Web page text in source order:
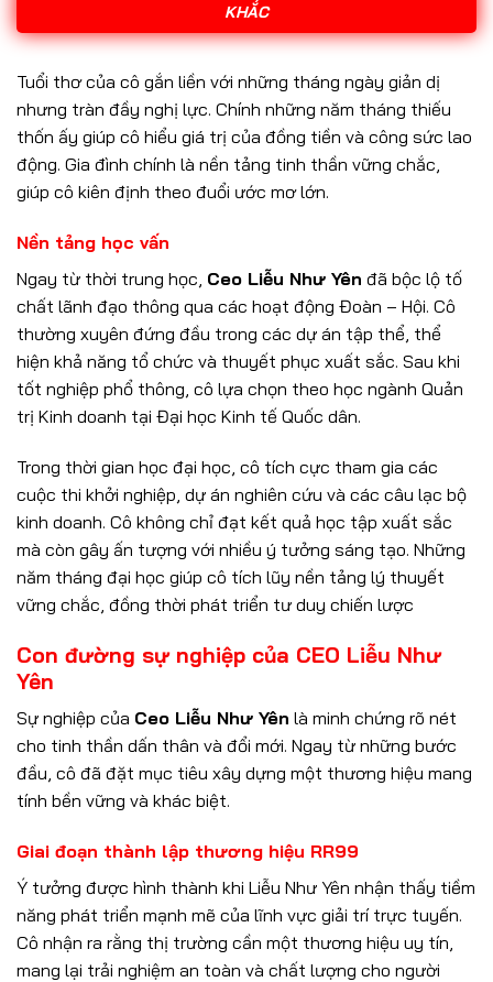
KHẮC
Tuổi thơ của cô gắn liền với những tháng ngày giản dị
nhưng tràn đầy nghị lực. Chính những năm tháng thiếu
thốn ấy giúp cô hiểu giá trị của đồng tiền và công sức lao
động. Gia đình chính là nền tảng tinh thần vững chắc,
giúp cô kiên định theo đuổi ước mơ lớn.
Nền tảng học vấn
Ngay từ thời trung học, Ceo Liễu Như Yên đã bộc lộ tố
chất lãnh đạo thông qua các hoạt động Đoàn – Hội. Cô
thường xuyên đứng đầu trong các dự án tập thể, thể
hiện khả năng tổ chức và thuyết phục xuất sắc. Sau khi
tốt nghiệp phổ thông, cô lựa chọn theo học ngành Quản
trị Kinh doanh tại Đại học Kinh tế Quốc dân.
Trong thời gian học đại học, cô tích cực tham gia các
cuộc thi khởi nghiệp, dự án nghiên cứu và các câu lạc bộ
kinh doanh. Cô không chỉ đạt kết quả học tập xuất sắc
mà còn gây ấn tượng với nhiều ý tưởng sáng tạo. Những
năm tháng đại học giúp cô tích lũy nền tảng lý thuyết
vững chắc, đồng thời phát triển tư duy chiến lược
Con đường sự nghiệp của CEO Liễu Như
Yên
Sự nghiệp của Ceo Liễu Như Yên là minh chứng rõ nét
cho tinh thần dấn thân và đổi mới. Ngay từ những bước
đầu, cô đã đặt mục tiêu xây dựng một thương hiệu mang
tính bền vững và khác biệt.
Giai đoạn thành lập thương hiệu RR99
Ý tưởng được hình thành khi Liễu Như Yên nhận thấy tiềm
năng phát triển mạnh mẽ của lĩnh vực giải trí trực tuyến.
Cô nhận ra rằng thị trường cần một thương hiệu uy tín,
mang lại trải nghiệm an toàn và chất lượng cho người